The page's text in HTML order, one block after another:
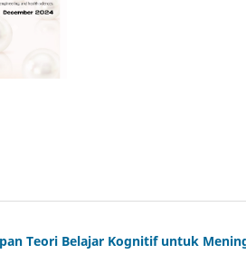
Teori Belajar Kognitif untuk